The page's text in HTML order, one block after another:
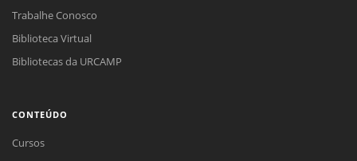
Trabalhe Conosco
Biblioteca Virtual
Bibliotecas da URCAMP
CONTEÚDO
Cursos